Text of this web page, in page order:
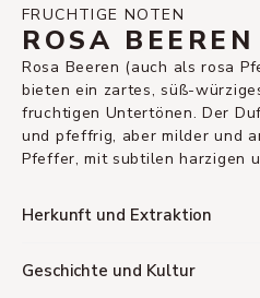
FRUCHTIGE NOTEN
ROSA BEEREN
Rosa Beeren (auch als rosa
bieten ein zartes, süß-
fruchtigen Untertönen. Der
und pfeffrig, aber milder und
Pfeffer, mit subtilen harzigen
Herkunft und Extraktion
Geschichte und Kultur